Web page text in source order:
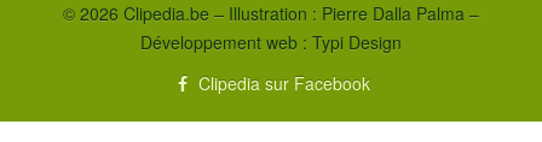
© 2026 Clipedia.be – Illustration : Pierre Dalla Palma –
Développement web : Typi Design
Clipedia sur Facebook